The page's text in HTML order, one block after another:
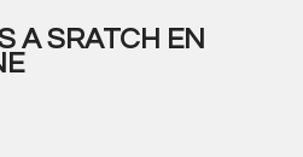
A SRATCH EN